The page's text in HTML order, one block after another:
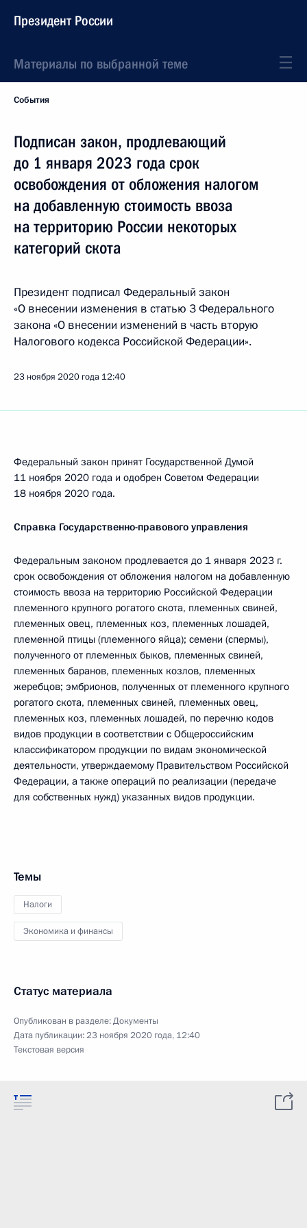
Президент России
Материалы по выбранной теме
События
Подписан закон, продлевающий
до 1 января 2023 года срок
освобождения от обложения налогом
на добавленную стоимость ввоза
на территорию России некоторых
категорий скота
Президент подписал Федеральный закон
«О внесении изменения в статью 3 Федерального
закона «О внесении изменений в часть вторую
Налогового кодекса Российской Федерации».
23 ноября 2020 года 12:40
Федеральный закон принят Государственной Думой
11 ноября 2020 года и одобрен Советом Федерации
18 ноября 2020 года.
Справка Государственно-правового управления
Федеральным законом продлевается до 1 января 2023 г.
срок освобождения от обложения налогом на добавленную
стоимость ввоза на территорию Российской Федерации
племенного крупного рогатого скота, племенных свиней,
племенных овец, племенных коз, племенных лошадей,
племенной птицы (племенного яйца); семени (спермы),
полученного от племенных быков, племенных свиней,
племенных баранов, племенных козлов, племенных
жеребцов; эмбрионов, полученных от племенного крупного
рогатого скота, племенных свиней, племенных овец,
племенных коз, племенных лошадей, по перечню кодов
видов продукции в соответствии с Общероссийским
классификатором продукции по видам экономической
деятельности, утверждаемому Правительством Российской
Федерации, а также операций по реализации (передаче
для собственных нужд) указанных видов продукции.
Темы
Налоги
Экономика и финансы
Статус материала
Опубликован в разделе:Документы
Дата публикации:23 ноября 2020 года, 12:40
Текстовая версия